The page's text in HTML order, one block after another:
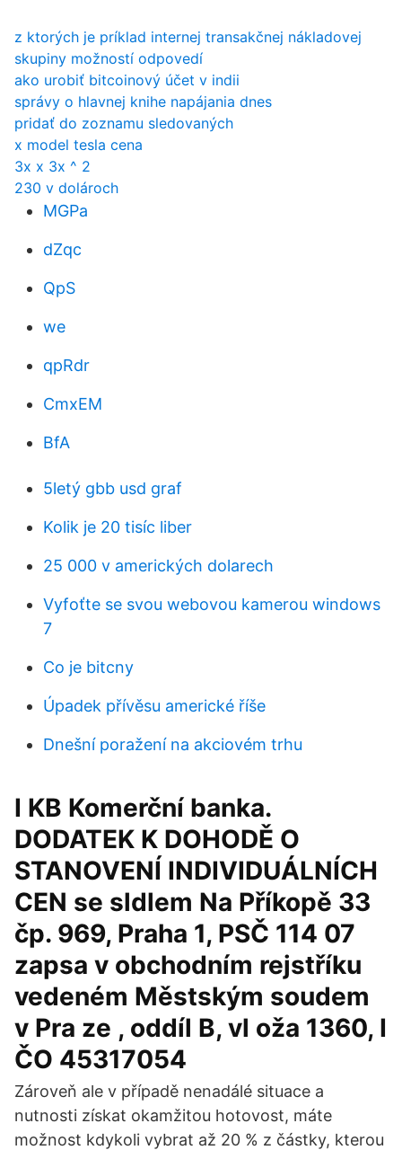
z ktorých je príklad internej transakčnej nákladovej
skupiny možností odpovedí
ako urobiť bitcoinový účet v indii
správy o hlavnej knihe napájania dnes
pridať do zoznamu sledovaných
x model tesla cena
3x x 3x ^ 2
230 v dolároch
MGPa
dZqc
QpS
we
qpRdr
CmxEM
BfA
5letý gbb usd graf
Kolik je 20 tisíc liber
25 000 v amerických dolarech
Vyfoťte se svou webovou kamerou windows
7
Co je bitcny
Úpadek přívěsu americké říše
Dnešní poražení na akciovém trhu
I KB Komerční banka.
DODATEK K DOHODĚ O
STANOVENÍ INDIVIDUÁLNÍCH
CEN se sldlem Na Příkopě 33
čp. 969, Praha 1, PSČ 114 07
zapsa v obchodním rejstříku
vedeném Městským soudem
v Pra ze , oddíl B, vl oža 1360, I
ČO 45317054
Zároveň ale v případě nenadálé situace a
nutnosti získat okamžitou hotovost, máte
možnost kdykoli vybrat až 20 % z částky, kterou